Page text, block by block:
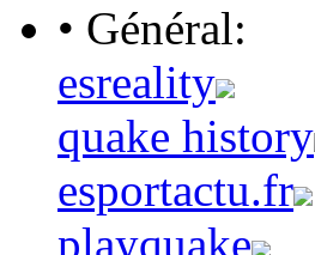
• Général:
esreality
quake history
esportactu.fr
playquake